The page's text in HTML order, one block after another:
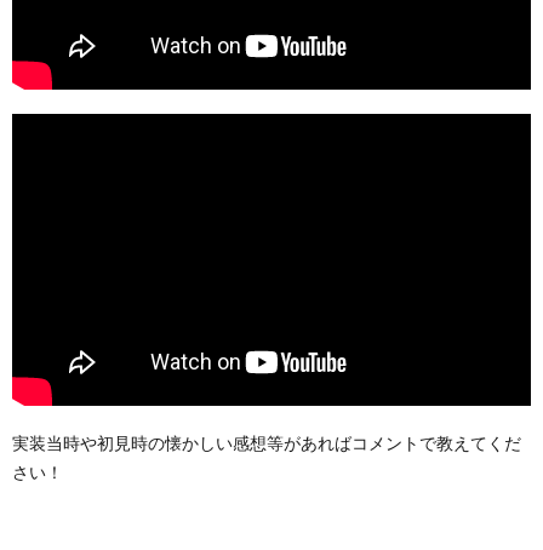
実装当時や初見時の懐かしい感想等があればコメントで教えてくだ
さい！